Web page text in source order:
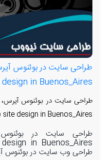
in Buenos_Aires
design in Buenos_Aires
طراحی وب سایت در بوئنوس